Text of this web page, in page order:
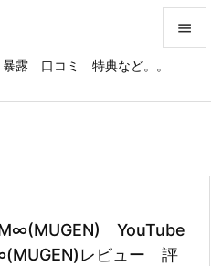
露 口コミ 特典など。。

前へ
次へ

YouTube
レビュー 評